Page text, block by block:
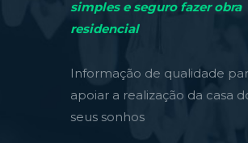
simples e seguro fazer obra
residencial
Informação de qualidade
apoiar a realização da casa
seus sonhos